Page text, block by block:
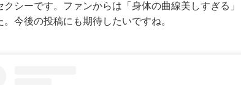
クシーです。ファンからは「身体の曲線美しすぎる
今後の投稿にも期待したいですね。